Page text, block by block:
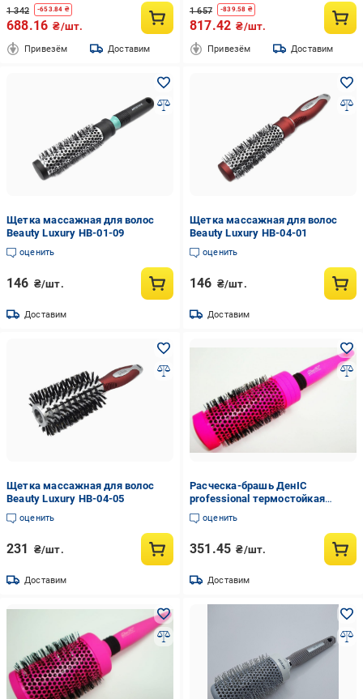
1 342 -653.84 ₴
688.16 ₴/шт.
Привезём Доставим
1 657 -839.58 ₴
817.42 ₴/шт.
Привезём Доставим
Щетка массажная для волос
Beauty Luxury HB-01-09
оценить
146 ₴/шт.
Доставим
Щетка массажная для волос
Beauty Luxury HB-04-01
оценить
146 ₴/шт.
Доставим
Щетка массажная для волос
Beauty Luxury HB-04-05
оценить
231 ₴/шт.
Доставим
Расческа-брашь ДенІС
professional термостойкая
керамика карбон 44 мм
Розовый (1453069992)
оценить
351.45 ₴/шт.
Доставим